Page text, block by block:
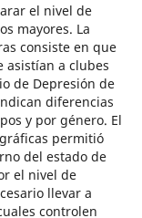
el nivel de
mayores. La
consiste en que
asistían a clubes
de Depresión de
diferencias
y por género. El
permitió
del estado de
el nivel de
llevar a
controlen